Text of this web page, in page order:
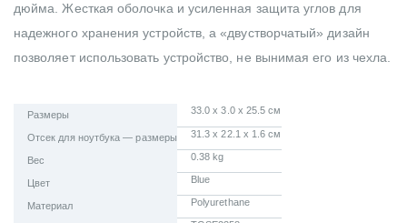
дюйма. Жесткая оболочка и усиленная защита углов для
надежного хранения устройств, а «двустворчатый» дизайн
позволяет использовать устройство, не вынимая его из чехла.
Размеры 33.0 x 3.0 x 25.5 см
Отсек для ноутбука — размеры 31.3 x 22.1 x 1.6 см
Вес 0.38 kg
Цвет Blue
Материал Polyurethane